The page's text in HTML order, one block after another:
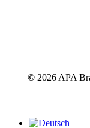
© 2026 APA
Close